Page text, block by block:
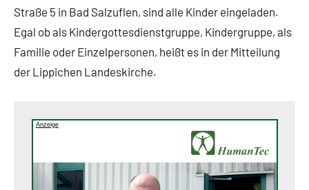
Straße 5 in Bad Salzuflen, sind alle Kinder eingeladen.
Egal ob als Kindergottesdienstgruppe, Kindergruppe, als
Familie oder Einzelpersonen, heißt es in der Mitteilung
der Lippichen Landeskirche.
Anzeige